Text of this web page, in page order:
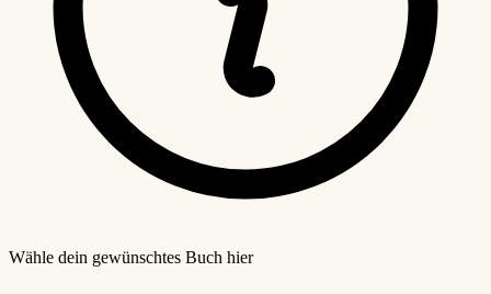
Wähle dein gewünschtes Buch hier